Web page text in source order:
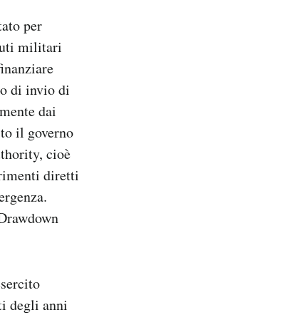
per
militari
di invio di
dai
il governo
cioè
diretti
degli anni